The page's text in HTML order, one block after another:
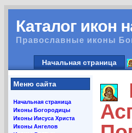
Каталог икон
Православные иконы
Начальная страница
Меню сайта
Начальная страница
Иконы Богородицы
Иконы Иисуса Христа
Иконы Ангелов